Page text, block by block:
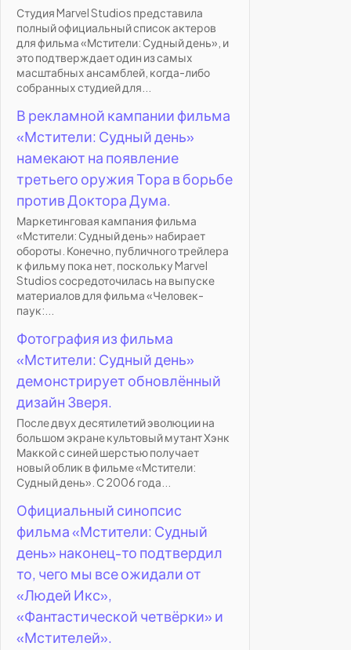
Студия Marvel Studios представила
полный официальный список актеров
для фильма «Мстители: Судный день», и
это подтверждает один из самых
масштабных ансамблей, когда-либо
собранных студией для...
В рекламной кампании фильма
«Мстители: Судный день»
намекают на появление
третьего оружия Тора в борьбе
против Доктора Дума.
Маркетинговая кампания фильма
«Мстители: Судный день» набирает
обороты. Конечно, публичного трейлера
к фильму пока нет, поскольку Marvel
Studios сосредоточилась на выпуске
материалов для фильма «Человек-
паук:...
Фотография из фильма
«Мстители: Судный день»
демонстрирует обновлённый
дизайн Зверя.
После двух десятилетий эволюции на
большом экране культовый мутант Хэнк
Маккой с синей шерстью получает
новый облик в фильме «Мстители:
Судный день». С 2006 года...
Официальный синопсис
фильма «Мстители: Судный
день» наконец-то подтвердил
то, чего мы все ожидали от
«Людей Икс»,
«Фантастической четвёрки» и
«Мстителей».